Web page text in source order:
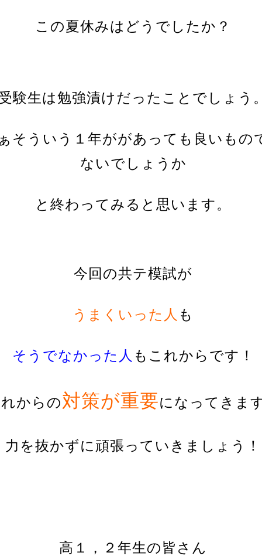
この夏休みはどうでしたか？
験生は勉強漬けだったことでしょう
そういう１年ががあっても良いもの
ないでしょうか
と終わってみると思います。
今回の共テ模試が
うまくいった人 も
そうでなかった人 もこれからです！
からの対策が重要になってきま
力を抜かずに頑張っていきましょう！
高１，２年生の皆さん